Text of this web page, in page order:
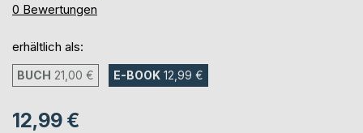
0%
0 Bewertungen
erhältlich als:
BUCH 21,00 € E-BOOK 12,99 €
12,99 €